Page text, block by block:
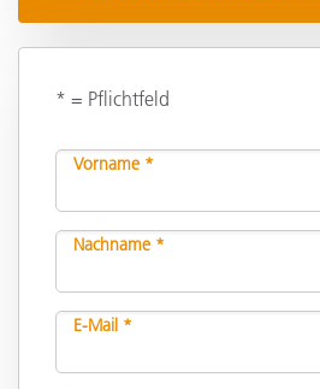
* = Pflichtfeld
Vorname *
Nachname *
E-Mail *